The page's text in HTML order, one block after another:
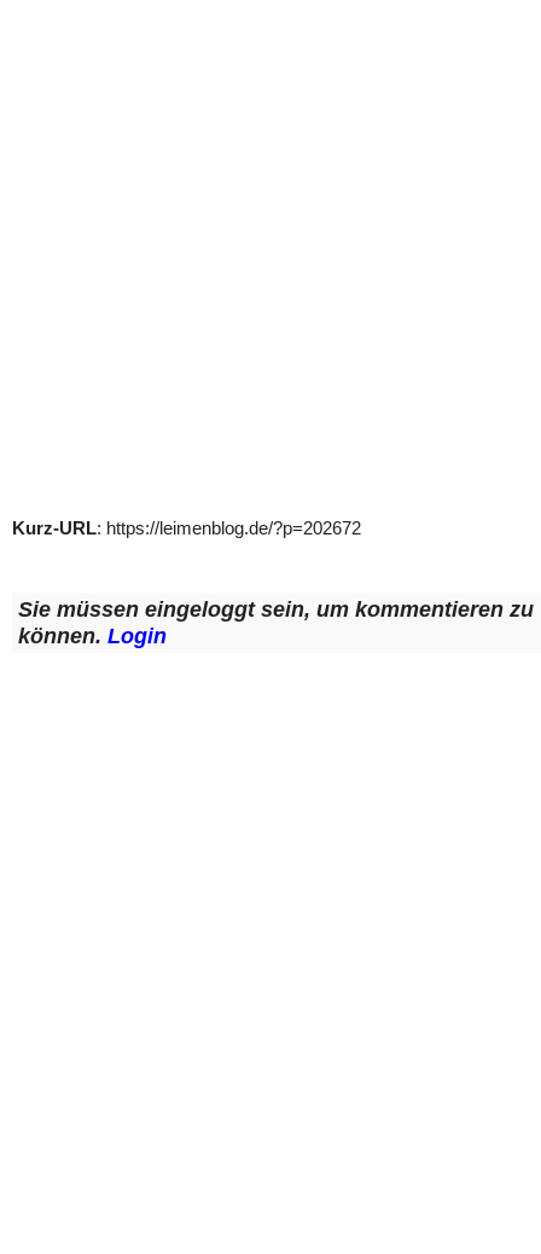
Kurz-URL: https://leimenblog.de/?p=202672
Sie müssen eingeloggt sein, um kommentieren zu
können. Login